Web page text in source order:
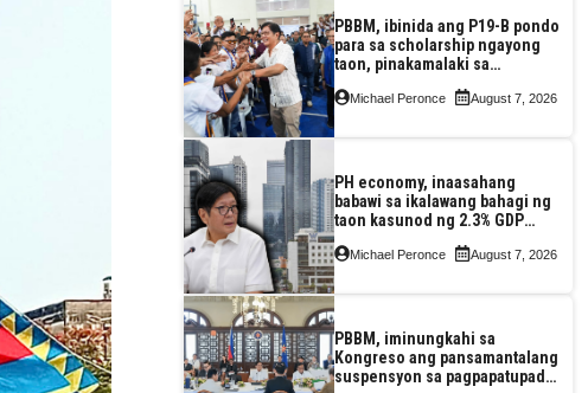
PBBM, ibinida ang P19-B pondo
para sa scholarship ngayong
taon, pinakamalaki sa
Michael Peronce August 7, 2026
PH economy, inaasahang
babawi sa ikalawang bahagi ng
taon kasunod ng 2.3% GDP
pagkaantala ng public
Michael Peronce August 7, 2026
PBBM, iminungkahi sa
Kongreso ang pansamantalang
suspensyon sa pagpapatupad